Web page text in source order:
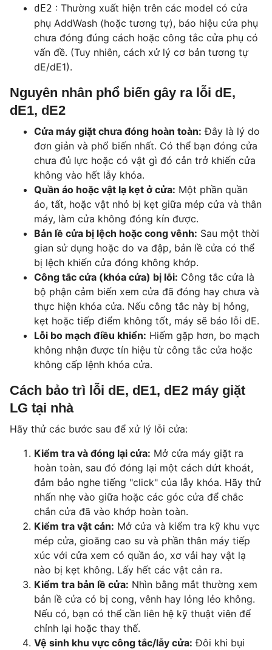
dE2 : Thường xuất hiện trên các model có cửa
phụ AddWash (hoặc tương tự), báo hiệu cửa phụ
chưa đóng đúng cách hoặc công tắc cửa phụ có
vấn đề. (Tuy nhiên, cách xử lý cơ bản tương tự
dE/dE1).
Nguyên nhân phổ biến gây ra lỗi dE,
dE1, dE2
Cửa máy giặt chưa đóng hoàn toàn: Đây là lý do
đơn giản và phổ biến nhất. Có thể bạn đóng cửa
chưa đủ lực hoặc có vật gì đó cản trở khiến cửa
không vào hết lẫy khóa.
Quần áo hoặc vật lạ kẹt ở cửa: Một phần quần
áo, tất, hoặc vật nhỏ bị kẹt giữa mép cửa và thân
máy, làm cửa không đóng kín được.
Bản lề cửa bị lệch hoặc cong vênh: Sau một thời
gian sử dụng hoặc do va đập, bản lề cửa có thể
bị lệch khiến cửa đóng không khớp.
Công tắc cửa (khóa cửa) bị lỗi: Công tắc cửa là
bộ phận cảm biến xem cửa đã đóng hay chưa và
thực hiện khóa cửa. Nếu công tắc này bị hỏng,
kẹt hoặc tiếp điểm không tốt, máy sẽ báo lỗi dE.
Lỗi bo mạch điều khiển: Hiếm gặp hơn, bo mạch
không nhận được tín hiệu từ công tắc cửa hoặc
không cấp lệnh khóa cửa.
Cách bảo trì lỗi dE, dE1, dE2 máy giặt
LG tại nhà
Hãy thử các bước sau để xử lý lỗi cửa:
Kiểm tra và đóng lại cửa: Mở cửa máy giặt ra
hoàn toàn, sau đó đóng lại một cách dứt khoát,
đảm bảo nghe tiếng "click" của lẫy khóa. Hãy thử
nhấn nhẹ vào giữa hoặc các góc cửa để chắc
chắn cửa đã vào khớp hoàn toàn.
Kiểm tra vật cản: Mở cửa và kiểm tra kỹ khu vực
mép cửa, gioăng cao su và phần thân máy tiếp
xúc với cửa xem có quần áo, xơ vải hay vật lạ
nào bị kẹt không. Lấy hết các vật cản ra.
Kiểm tra bản lề cửa: Nhìn bằng mắt thường xem
bản lề cửa có bị cong, vênh hay lỏng lẻo không.
Nếu có, bạn có thể cần liên hệ kỹ thuật viên để
chỉnh lại hoặc thay thế.
Vệ sinh khu vực công tắc/lẫy cửa: Đôi khi bụi